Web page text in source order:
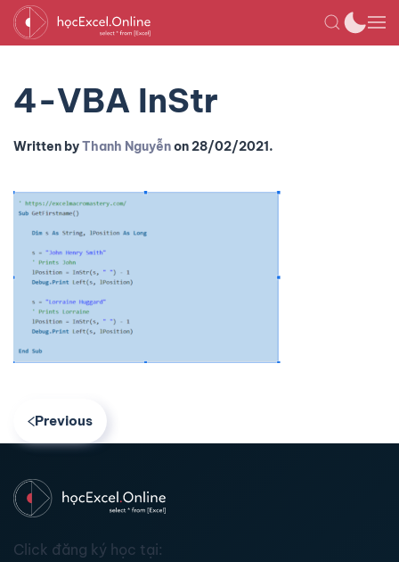
4-VBA InStr
Written byThanh Nguyễnon28/02/2021.
Previous
Click đăng ký học tại: